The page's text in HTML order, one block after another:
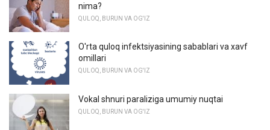
nima?
QULOQ, BURUN VA OG'IZ
O'rta quloq infektsiyasining sabablari va xavf
omillari
QULOQ, BURUN VA OG'IZ
Vokal shnuri paraliziga umumiy nuqtai
QULOQ, BURUN VA OG'IZ